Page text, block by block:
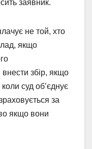
заявник.
не той, хто
якщо
збір, якщо
суд об’єднує
за
якщо вони